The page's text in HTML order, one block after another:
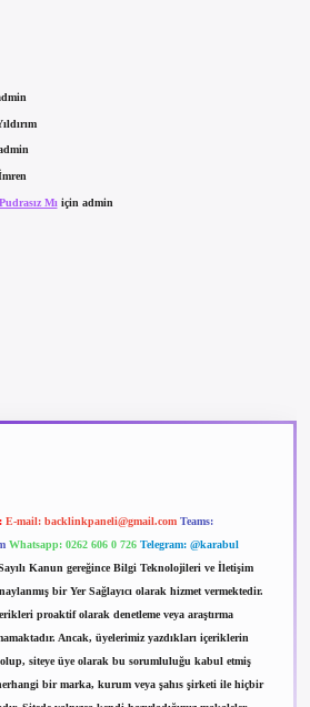
Mı için admin
E-mail: backlinkpaneli@gmail.com Teams:
Whatsapp: 0262 606 0 726 Telegram: @karabul
Kanun gereğince Bilgi Teknolojileri ve İletişim
bir Yer Sağlayıcı olarak hizmet vermektedir.
proaktif olarak denetleme veya araştırma
Ancak, üyelerimiz yazdıkları içeriklerin
siteye üye olarak bu sorumluluğu kabul etmiş
bir marka, kurum veya şahıs şirketi ile hiçbir